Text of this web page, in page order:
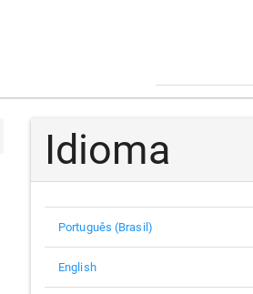
Idioma
Português (Brasil)
English